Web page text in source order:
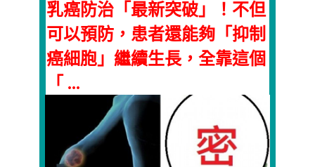
乳癌防治「最新突破」！不但
可以預防，患者還能夠「抑制
癌細胞」繼續生長，全靠這個
「 ...